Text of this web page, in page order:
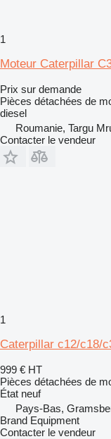
1
Moteur Caterpillar
Prix sur demande
Pièces détachées de
diesel
Roumanie, Targu
Contacter le vendeur
1
Caterpillar c12/c18/
999 € HT
Pièces détachées de
État neuf
Pays-Bas,
Brand Equipment
Contacter le vendeur